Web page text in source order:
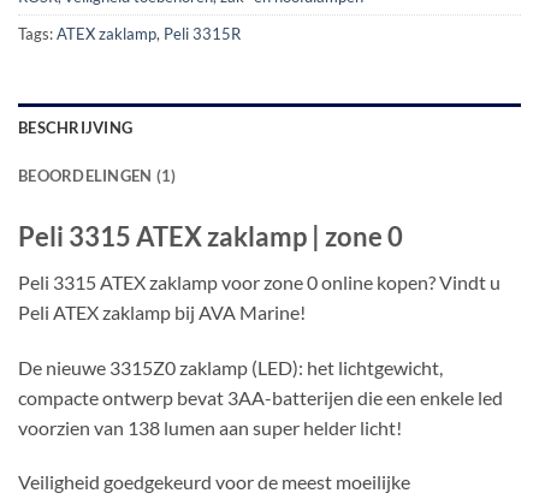
Tags:ATEX zaklamp, Peli 3315R
BESCHRIJVING
BEOORDELINGEN (1)
Peli 3315 ATEX zaklamp | zone 0
Peli 3315 ATEX zaklamp voor zone 0 online kopen? Vindt u
Peli ATEX zaklamp bij AVA Marine!
De nieuwe 3315Z0 zaklamp (LED): het lichtgewicht,
compacte ontwerp bevat 3AA-batterijen die een enkele led
voorzien van 138 lumen aan super helder licht!
Veiligheid goedgekeurd voor de meest moeilijke